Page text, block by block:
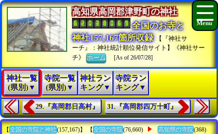
高知県高岡郡津野町の神社
全国のお寺と
神社157,167箇所収録
【『神社サ
ーチ』：神社統計順位発信サイト】《神社サー
チ》ホーム [As of 26/07/28]
神社一覧
(県別)▼
寺院一覧
(県別)▼
神社ラン
キング▼
寺院ラン
キング▼
29.『高岡郡日高村』 31.『高岡郡四万十町』
【 全国の寺院と神社(157,167)】 【 全国の寺院(76,660) 高知県の寺院(368)